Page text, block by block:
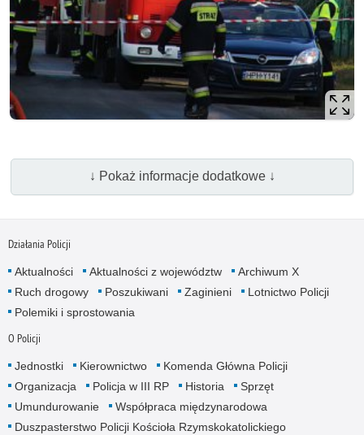
↓ Pokaż informacje dodatkowe ↓
Działania Policji
Aktualności Aktualności z województw
Archiwum X
Ruch drogowy
Poszukiwani Zaginieni
Lotnictwo Policji
Polemiki i sprostowania
O Policji
Jednostki Kierownictwo
Komenda Główna Policji
Organizacja
Policja w III RP Historia
Sprzęt
Umundurowanie
Współpraca międzynarodowa
Duszpasterstwo Policji Kościoła Rzymskokatolickiego